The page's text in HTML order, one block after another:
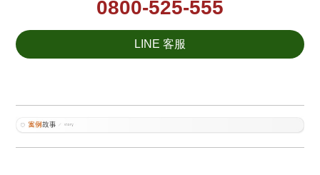
0800-525-555
LINE 客服